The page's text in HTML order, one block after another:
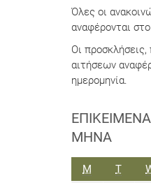
Όλες οι
αναφέρονται
Οι
αιτήσεων
ημερομηνία.
ΜΉΝΑ
M ΔΕΥΤΈΡΑ
TΤΡΊΤΗ